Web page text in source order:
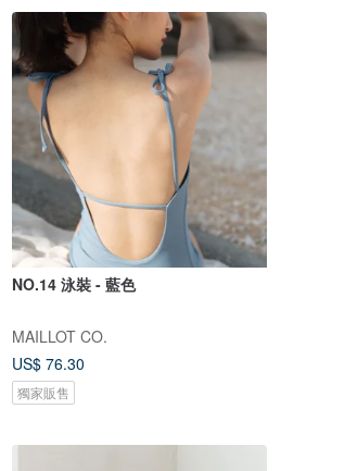
NO.14 泳裝 - 藍色
MAILLOT CO.
US$ 76.30
獨家販售